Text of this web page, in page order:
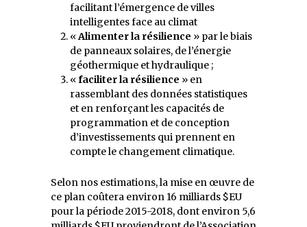
facilitant l’émergence de villes
intelligentes face au climat
«Alimenter la résilience » par le biais
de panneaux solaires, de l’énergie
géothermique et hydraulique ;
«faciliter la résilience » en
rassemblant des données statistiques
et en renforçant les capacités de
programmation et de conception
d’investissements qui prennent en
compte le changement climatique.
Selon nos estimations, la mise en œuvre de
ce plan coûtera environ 16 milliards $EU
pour la période 2015-2018, dont environ 5,6